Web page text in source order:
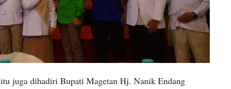
juga dihadiri Bupati Magetan Hj. Nanik Endang